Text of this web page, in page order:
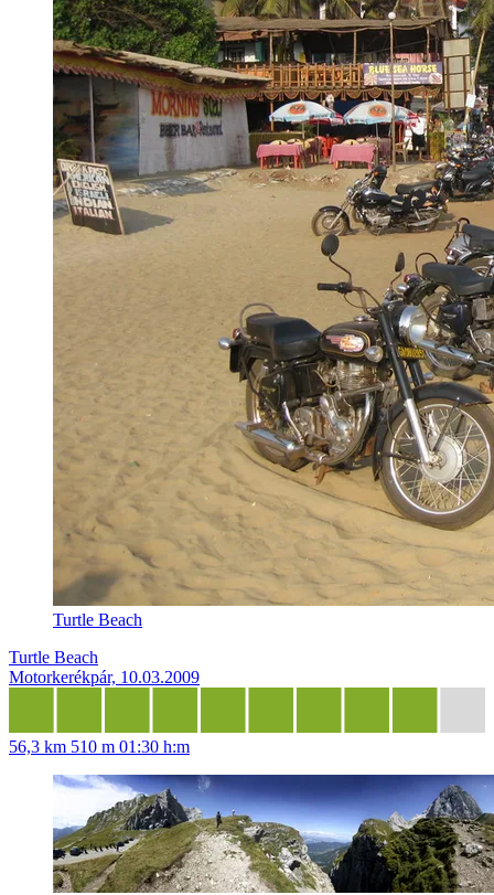
Turtle Beach
Turtle Beach
Motorkerékpár, 10.03.2009
56,3 km 510 m 01:30 h:m